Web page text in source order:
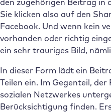
Sie klicken also auf den
Facebook. Und wenn kein
vorhanden oder richtig
ein sehr trauriges Bild,
In dieser Form lädt ein
Teilen ein. Im Gegenteil,
sozialen Netzwerkes
Berücksichtigung finden.